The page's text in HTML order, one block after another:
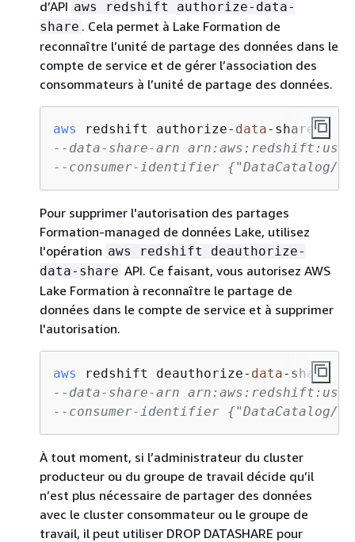
d’API aws redshift authorize-data-
share . Cela permet à Lake Formation de
reconnaître l’unité de partage des données dans le
compte de service et de gérer l’association des
consommateurs à l’unité de partage des données.
aws redshift authorize- data-share
--data-share-arn arn:aws:redshift:us-
--consumer-identifier {"DataCatalog/
Pour supprimer l'autorisation des partages
Formation-managed de données Lake, utilisez
l'opération aws redshift deauthorize-
data-share API. Ce faisant, vous autorisez AWS
Lake Formation à reconnaître le partage de
données dans le compte de service et à supprimer
l'autorisation.
aws redshift deauthorize- data-share
--data-share-arn arn:aws:redshift:us-
--consumer-identifier {"DataCatalog/
À tout moment, si l’administrateur du cluster
producteur ou du groupe de travail décide qu’il
n’est plus nécessaire de partager des données
avec le cluster consommateur ou le groupe de
travail, il peut utiliser DROP DATASHARE pour